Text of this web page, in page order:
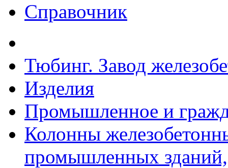
Справочник
Тюбинг. Завод
Изделия
Промышленное и
Колонны
промышленных